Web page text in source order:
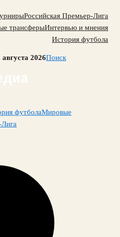
Российская Премьер-Лига
трансферыИнтервью и мнения
История футбола
августа 2026Поиск
футболаМировые